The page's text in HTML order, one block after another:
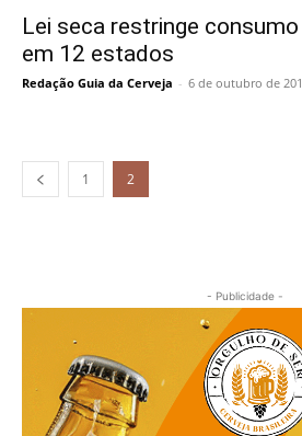
Lei seca restringe
em 12 estados
Redação Guia da Cerveja - 6 de outubro de
1 2
- Publicidade -